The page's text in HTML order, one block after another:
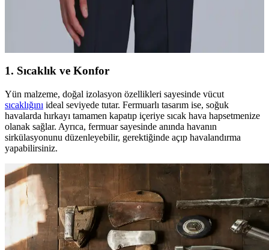
Lufian’ın geniş hırka koleksiyonu, farklı tarzlara uygun modelleri,
kalite ve şıklığı bir araya getirerek her mevsim ve tarzda ideal
seçenekler sunuyor.
1. Sıcaklık ve Konfor
Yün malzeme, doğal izolasyon özellikleri sayesinde vücut
sıcaklığını ideal seviyede tutar. Fermuarlı tasarım ise, soğuk
havalarda hırkayı tamamen kapatıp içeriye sıcak hava hapsetmenize
olanak sağlar. Ayrıca, fermuar sayesinde anında havanın
sirkülasyonunu düzenleyebilir, gerektiğinde açıp havalandırma
yapabilirsiniz.